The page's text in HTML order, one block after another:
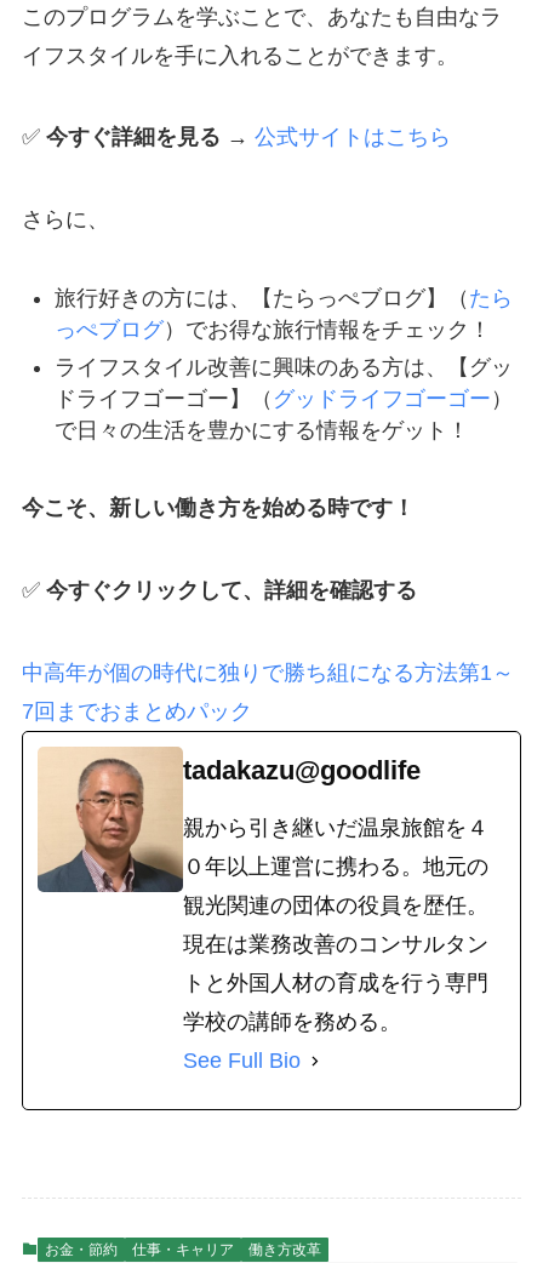
このプログラムを学ぶことで、あなたも自由なラ
イフスタイルを手に入れることができます。
✅ 今すぐ詳細を見る → 公式サイトはこちら
さらに、
旅行好きの方には、【たらっぺブログ】（ たら
っぺブログ）でお得な旅行情報をチェック！
ライフスタイル改善に興味のある方は、【グッ
ドライフゴーゴー】（ グッドライフゴーゴー ）
で日々の生活を豊かにする情報をゲット！
今こそ、新しい働き方を始める時です！
✅ 今すぐクリックして、詳細を確認する
中高年が個の時代に独りで勝ち組になる方法第1～
7回までおまとめパック
tadakazu@goodlife
親から引き継いだ温泉旅館を４
０年以上運営に携わる。地元の
観光関連の団体の役員を歴任。
現在は業務改善のコンサルタン
トと外国人材の育成を行う専門
学校の講師を務める。
See Full Bio
お金・節約 仕事・キャリア
働き方改革